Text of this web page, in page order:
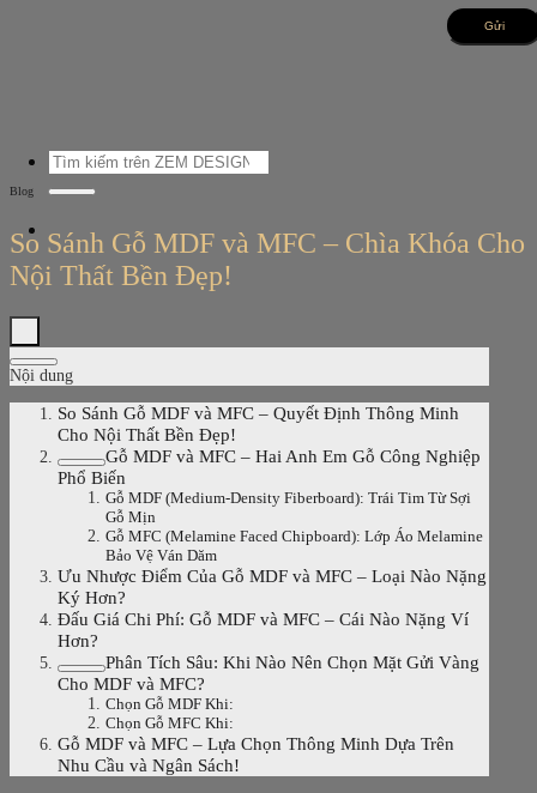
Tìm
kiếm:
Blog
So Sánh Gỗ MDF và MFC – Chìa Khóa Cho
Nội Thất Bền Đẹp!
Nội dung
So Sánh Gỗ MDF và MFC – Quyết Định Thông Minh
Cho Nội Thất Bền Đẹp!
Gỗ MDF và MFC – Hai Anh Em Gỗ Công Nghiệp
Phổ Biến
Gỗ MDF (Medium-Density Fiberboard): Trái Tim Từ Sợi
Gỗ Mịn
Gỗ MFC (Melamine Faced Chipboard): Lớp Áo Melamine
Bảo Vệ Ván Dăm
Ưu Nhược Điểm Của Gỗ MDF và MFC – Loại Nào Nặng
Ký Hơn?
Đấu Giá Chi Phí: Gỗ MDF và MFC – Cái Nào Nặng Ví
Hơn?
Phân Tích Sâu: Khi Nào Nên Chọn Mặt Gửi Vàng
Cho MDF và MFC?
Chọn Gỗ MDF Khi:
Chọn Gỗ MFC Khi:
Gỗ MDF và MFC – Lựa Chọn Thông Minh Dựa Trên
Nhu Cầu và Ngân Sách!